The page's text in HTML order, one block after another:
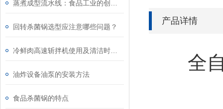
回转杀菌锅选型应注意哪些问题？
油炸设备油泵的安装方法
食品杀菌锅的特点
产品详情
全自